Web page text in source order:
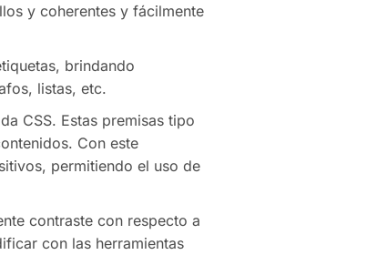
y coherentes y fácilmente
brindando
listas, etc.
CSS. Estas premisas tipo
Con este
permitiendo el uso de
contraste con respecto a
con las herramientas